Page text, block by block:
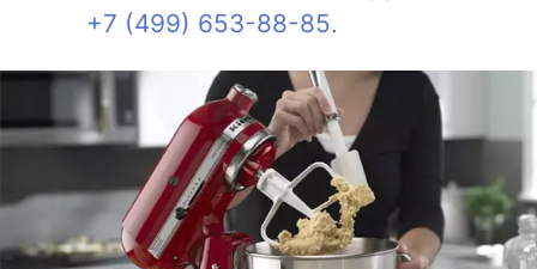
+7 (499) 653-88-85.